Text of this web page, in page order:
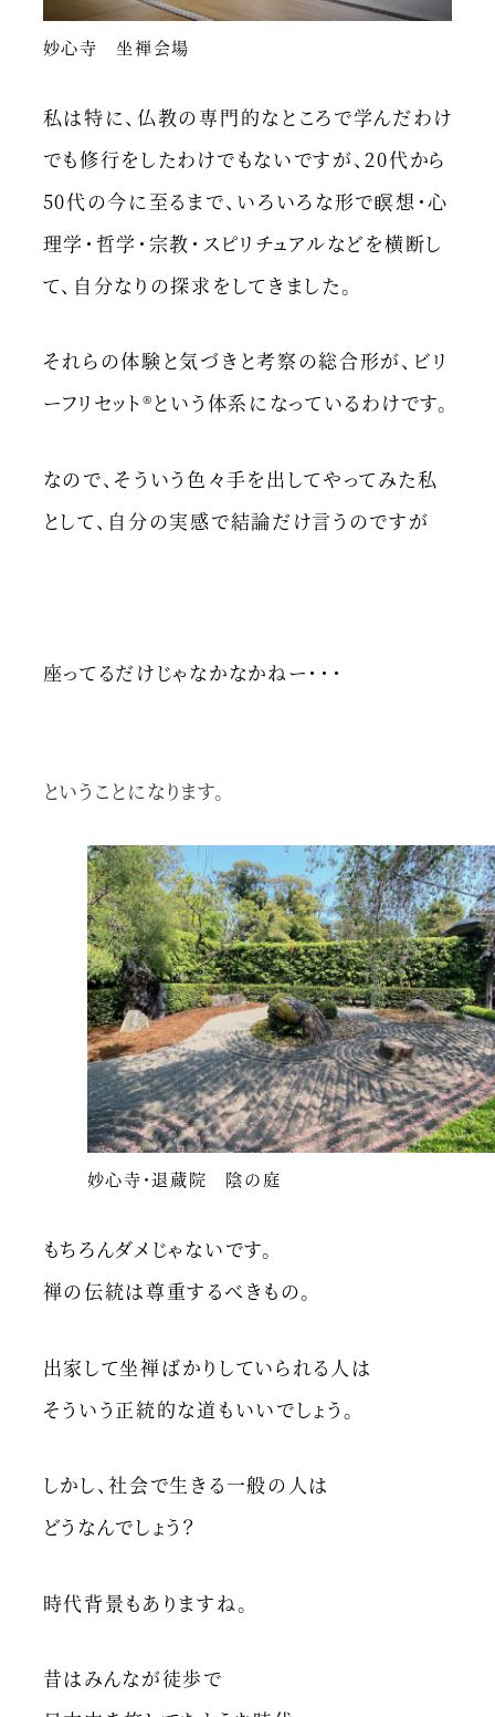
妙心寺 坐禅会場
私は特に、仏教の専門的なところで学んだわけ
でも修行をしたわけでもないですが、20代から
50代の今に至るまで、いろいろな形で瞑想・心
理学・哲学・宗教・スピリチュアルなどを横断し
て、自分なりの探求をしてきました。
それらの体験と気づきと考察の総合形が、ビリ
ーフリセット®︎という体系になっているわけです。
なので、そういう色々手を出してやってみた私
として、自分の実感で結論だけ言うのですが
座ってるだけじゃなかなかねー・・・
ということになります。
妙心寺・退蔵院 陰の庭
もちろんダメじゃないです。
禅の伝統は尊重するべきもの。
出家して坐禅ばかりしていられる人は
そういう正統的な道もいいでしょう。
しかし、社会で生きる一般の人は
どうなんでしょう？
時代背景もありますね。
昔はみんなが徒歩で